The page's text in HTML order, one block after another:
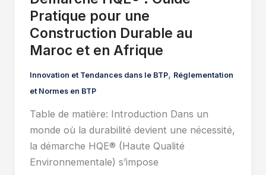
Pratique pour une
Construction Durable au
Maroc et en Afrique
Innovation et Tendances dans le BTP, Réglementation
et Normes en BTP
Table de matière: Introduction Dans un
monde où la durabilité devient une nécessité,
la démarche HQE® (Haute Qualité
Environnementale) s’impose